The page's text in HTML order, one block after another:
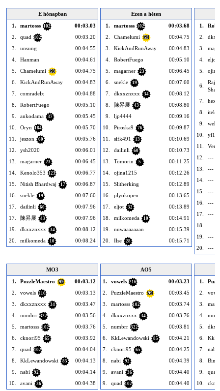
E hónapban
1.
martosss 102
00:03.03
2.
quad 102
00:03.20
3.
unsung
00:04.55
4.
Hanman
00:04.61
5.
Chamelumi 53
00:04.75
6.
KickAndRunAway
00:04.83
7.
comradelx
00:04.88
8.
RobertFuego
00:05.10
9.
ankodama 37
00:05.45
10.
Oryn 184
00:05.70
11.
jeszon 60
00:05.76
12.
ysh2020
00:06.01
13.
magarner 23
00:06.45
14.
Kenolo353 123
00:06.77
15.
Nitish Bhardwaj 17
00:06.87
16.
snekle 19
00:07.60
17.
dailinli 60
00:07.96
17.
陳昇展 43
00:07.96
19.
dkxxznxxx 34
00:08.12
20.
milkomeda 10 00:08.24
Ezen a héten
1.
martosss 102
00:03.68
2.
Chamelumi 53
00:04.75
3.
KickAndRunAway
00:04.83
4.
RobertFuego
00:05.10
5.
magarner 23
00:06.45
6.
snekle 19
00:07.60
7.
dkxxznxxx 34
00:08.12
8.
陳昇展 43
00:08.80
9.
ljp4444
00:09.16
10.
Piroska9 76
00:09.87
11.
sifk491 13
00:10.69
12.
dailinli 60
00:10.73
13.
Tomorin 5
00:11.25
14.
ojina1215
00:12.26
15.
Slitherking
00:12.89
16.
plyokopen
00:13.65
17.
eljot 32
00:13.89
18.
milkomeda 10
00:14.91
19.
nuwaaaaaaan
00:15.39
20.
Ilse 28 00:15.71
1.
2.
3.
4.
eljot
5.
6.
7.
8.
9.
10.
yi16
11.
12.
---
13.
---
14.
---
15.
---
16.
---
17.
---
18.
---
19.
---
20.
---
MO3
1.
PuzzleMaestro 99
00:03.12
2.
vowels 216
00:03.13
3.
dkxxznxxx 34
00:03.47
4.
numbrr 322
00:03.56
5.
martosss 102
00:03.76
6.
cknori95 65
00:03.92
7.
quad 102
00:04.04
8.
KkLewandowski 85
00:04.13
9.
nabi 92
00:04.14
10.
avani 36 00:04.38
AO5
1.
vowels 216
00:03.23
2.
PuzzleMaestro 99
00:03.45
3.
martosss 102
00:03.74
4.
dkxxznxxx 34
00:03.76
5.
numbrr 322
00:03.81
6.
KkLewandowski 85
00:04.21
7.
cknori95 65
00:04.25
8.
nabi 92
00:04.39
9.
avani 36
00:04.40
9.
quad 102 00:04.40
1.
2.
3.
4.
5.
6.
7.
nabi
8.
9.
quad
10.